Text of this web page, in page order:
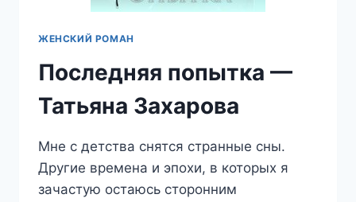
ЖЕНСКИЙ РОМАН
Последняя попытка —
Татьяна Захарова
Мне с детства снятся странные сны.
Другие времена и эпохи, в которых я
зачастую остаюсь сторонним